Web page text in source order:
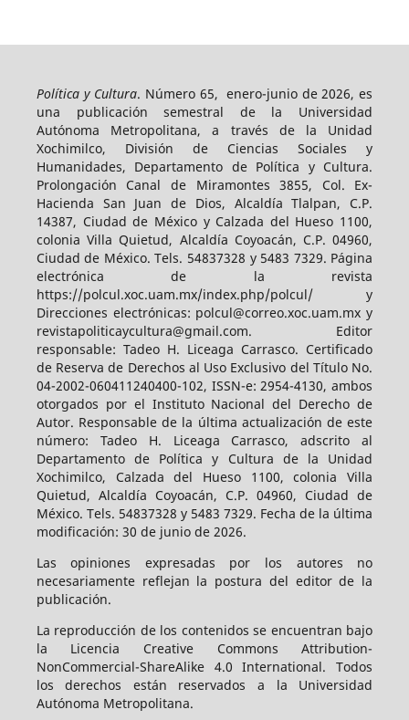
Política y Cultura. Número 65, enero-junio de 2026, es
una publicación semestral de la Universidad
Autónoma Metropolitana, a través de la Unidad
Xochimilco, División de Ciencias Sociales y
Humanidades, Departamento de Política y Cultura.
Prolongación Canal de Miramontes 3855, Col. Ex-
Hacienda San Juan de Dios, Alcaldía Tlalpan, C.P.
14387, Ciudad de México y Calzada del Hueso 1100,
colonia Villa Quietud, Alcaldía Coyoacán, C.P. 04960,
Ciudad de México. Tels. 54837328 y 5483 7329. Página
electrónica de la revista
https://polcul.xoc.uam.mx/index.php/polcul/ y
Direcciones electrónicas: polcul@correo.xoc.uam.mx y
revistapoliticaycultura@gmail.com. Editor
responsable: Tadeo H. Liceaga Carrasco. Certificado
de Reserva de Derechos al Uso Exclusivo del Título No.
04-2002-060411240400-102, ISSN-e: 2954-4130, ambos
otorgados por el Instituto Nacional del Derecho de
Autor. Responsable de la última actualización de este
número: Tadeo H. Liceaga Carrasco, adscrito al
Departamento de Política y Cultura de la Unidad
Xochimilco, Calzada del Hueso 1100, colonia Villa
Quietud, Alcaldía Coyoacán, C.P. 04960, Ciudad de
México. Tels. 54837328 y 5483 7329. Fecha de la última
modificación: 30 de junio de 2026.
Las opiniones expresadas por los autores no
necesariamente reflejan la postura del editor de la
publicación.
La reproducción de los contenidos se encuentran bajo
la Licencia Creative Commons Attribution-
NonCommercial-ShareAlike 4.0 International. Todos
los derechos están reservados a la Universidad
Autónoma Metropolitana.